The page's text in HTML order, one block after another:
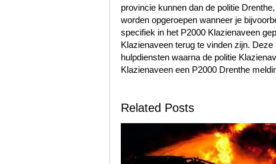
provincie kunnen dan de politie
worden opgeroepen wanneer je
specifiek in het P2000 Klazienaveen
Klazienaveen terug te vinden zijn.
hulpdiensten waarna de politie
Klazienaveen een P2000 Drenthe
Related Posts